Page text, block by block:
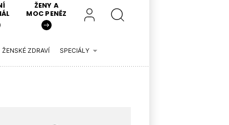
ŽENY A
MOC PENĚZ
ŽENSKÉ ZDRAVÍ SPECIÁLY